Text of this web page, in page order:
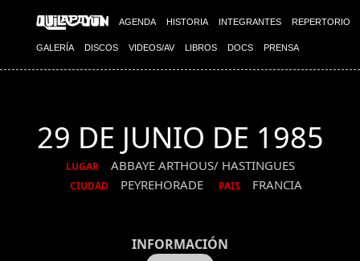
AGENDA HISTORIA INTEGRANTES REPERTORIO
GALERÍA DISCOS VIDEOS/AV LIBROS DOCS PRENSA
29 DE JUNIO DE 1985
LUGAR ABBAYE ARTHOUS/ HASTINGUES
CIUDAD PEYREHORADE PAIS FRANCIA
INFORMACIÓN